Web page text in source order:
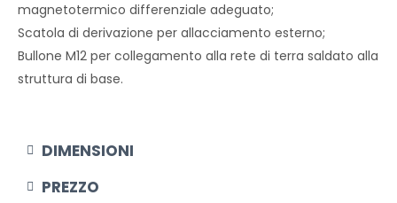
magnetotermico differenziale adeguato;
Scatola di derivazione per allacciamento esterno;
Bullone M12 per collegamento alla rete di terra saldato alla
struttura di base.
DIMENSIONI​
PREZZO